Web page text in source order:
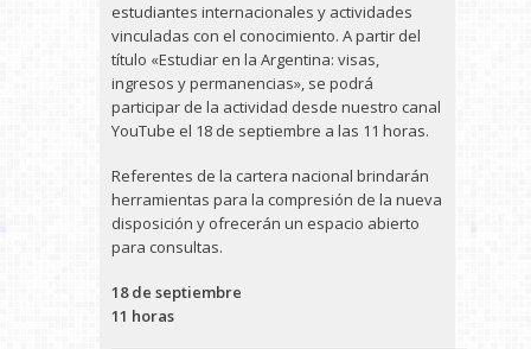
estudiantes internacionales y actividades
vinculadas con el conocimiento. A partir del
título «Estudiar en la Argentina: visas,
ingresos y permanencias», se podrá
participar de la actividad desde nuestro canal
YouTube el 18 de septiembre a las 11 horas.
Referentes de la cartera nacional brindarán
herramientas para la compresión de la nueva
disposición y ofrecerán un espacio abierto
para consultas.
18 de septiembre
11 horas